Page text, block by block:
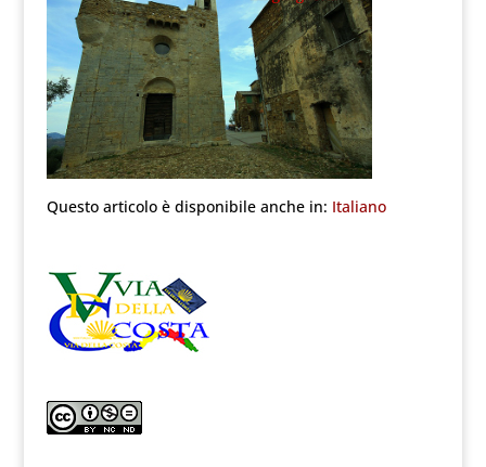
Questo articolo è disponibile anche in: Italiano